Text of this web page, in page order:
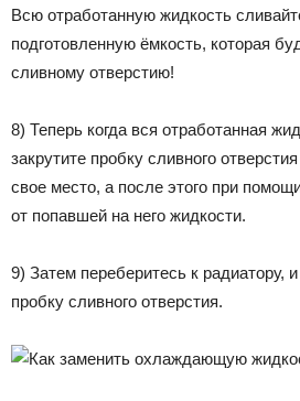
Всю отработанную жидкость
подготовленную ёмкость, которая
сливному отверстию!
8) Теперь когда вся отработанная
закрутите пробку сливного
свое место, а после этого при
от попавшей на него жидкости.
9) Затем переберитесь к радиатору,
пробку сливного отверстия.